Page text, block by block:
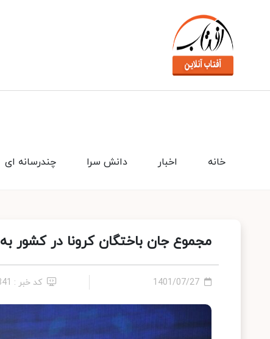
چندرسانه ای دانش سرا اخبار خانه
مجموع جان باختگان کرونا در کشور به ۲۴ هزار و ۱۱۸ نفر رسید
1401/07/27 کد خبر : 2841